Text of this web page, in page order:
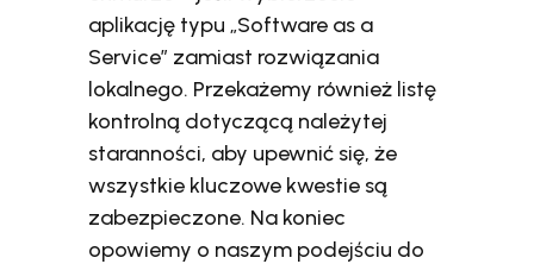
aplikację typu „Software as a
Service” zamiast rozwiązania
lokalnego. Przekażemy również listę
kontrolną dotyczącą należytej
staranności, aby upewnić się, że
wszystkie kluczowe kwestie są
zabezpieczone. Na koniec
opowiemy o naszym podejściu do